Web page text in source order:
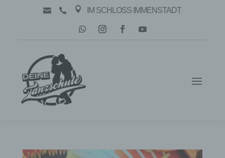
   IM SCHLOSS IMMENSTADT